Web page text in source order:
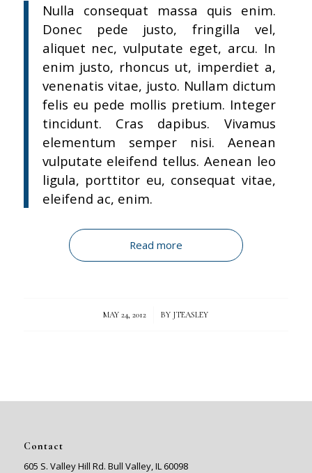
Nulla consequat massa quis enim.
Donec pede justo, fringilla vel,
aliquet nec, vulputate eget, arcu. In
enim justo, rhoncus ut, imperdiet a,
venenatis vitae, justo. Nullam dictum
felis eu pede mollis pretium. Integer
tincidunt. Cras dapibus. Vivamus
elementum semper nisi. Aenean
vulputate eleifend tellus. Aenean leo
ligula, porttitor eu, consequat vitae,
eleifend ac, enim.
Read more
MAY 24, 2012
/ BY JTEASLEY
Contact
605 S. Valley Hill Rd. Bull Valley, IL 60098